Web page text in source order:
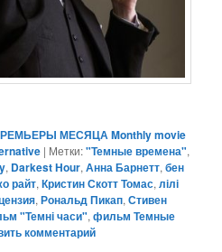
МЕСЯЦА Monthly movie
| Метки:"Темные времена",
, Darkest Hour,Анна Барнетт,бен
райт,Кристин Скотт Томас,лілі
,Рональд Пикап,Стивен
"Темні часи",фильм Темные
комментарий